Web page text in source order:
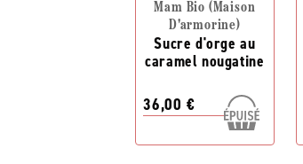
Mam Bio (Maison
D'armorine)
Sucre d'orge au
caramel nougatine
36,00 €